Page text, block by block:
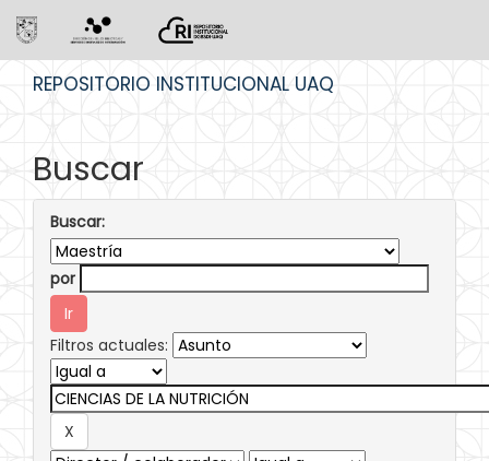
REPOSITORIO INSTITUCIONAL UAQ
Buscar
Buscar:
por
Filtros actuales: